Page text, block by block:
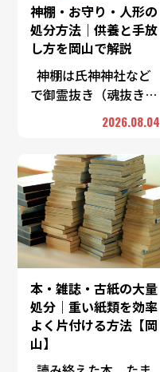
神棚・お守り・人形の
処分方法｜供養と手放
し方を岡山で解説
神棚は氏神神社など
で御霊抜き（魂抜き）
をしてもらってから手
放すのが一般的です。
お守りやお札は、授か
った神社仏閣の古札納
所へ返納するのが基本
…
2026.08.04
本・雑誌・古紙の大量
処分｜重い紙類を効率
よく片付ける方法【岡
山】